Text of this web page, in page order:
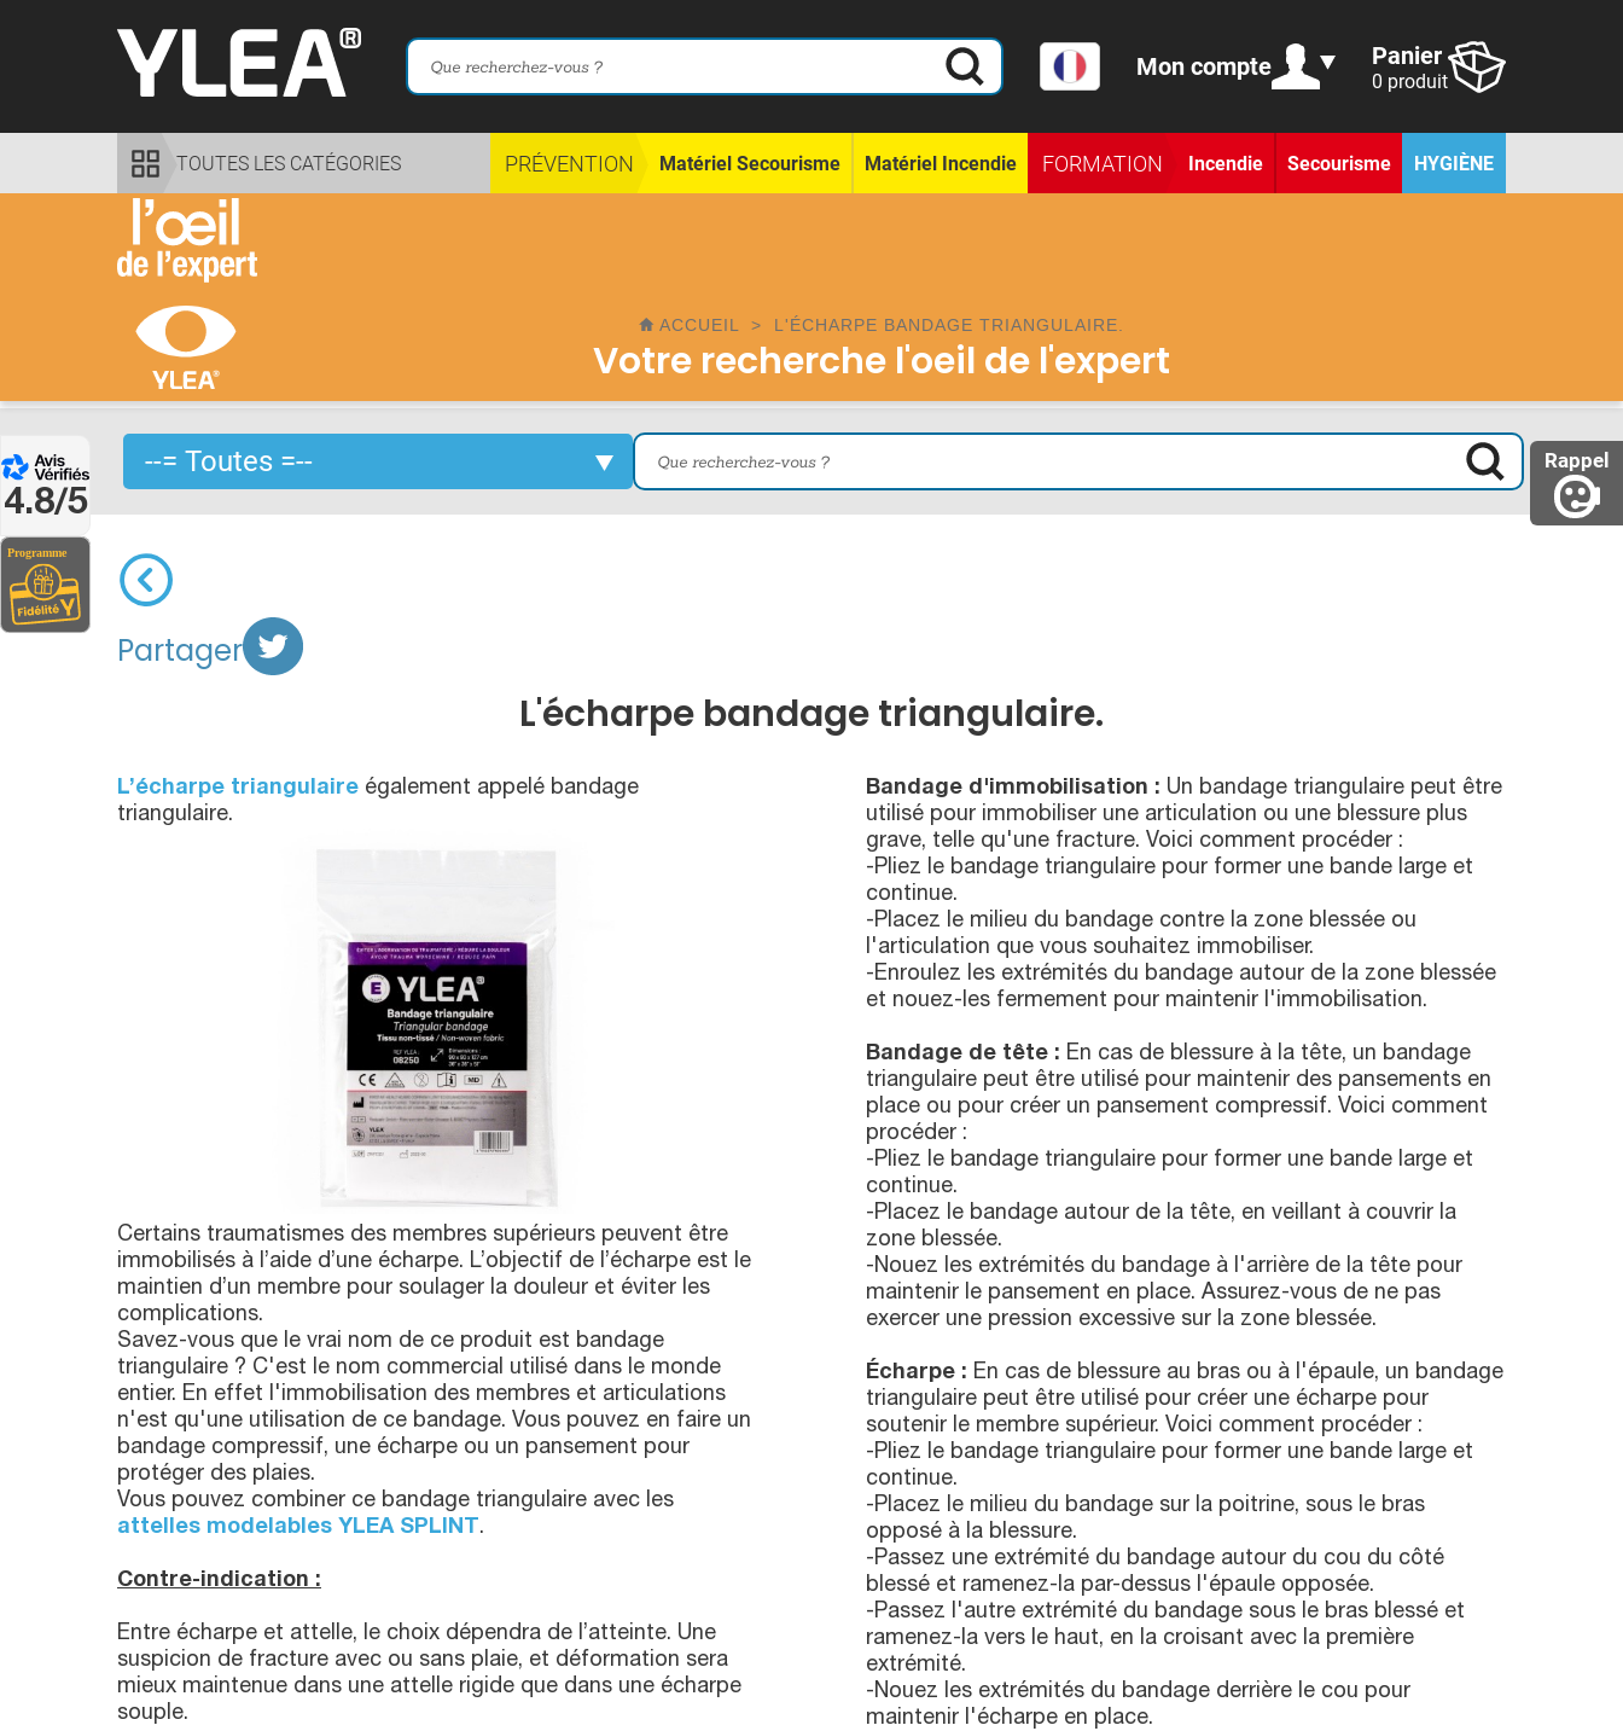
Rappel
4.8/5
Mon compte Panier
0 produit
TOUTES LES CATÉGORIES PRÉVENTION Matériel Secourisme Matériel Incendie FORMATION Incendie Secourisme HYGIÈNE
ACCUEIL > L'ÉCHARPE BANDAGE TRIANGULAIRE.
Votre recherche l'oeil de l'expert
Partager
L'écharpe bandage triangulaire.
L’écharpe triangulaire également appelé bandage
triangulaire.
Certains traumatismes des membres supérieurs peuvent être
immobilisés à l’aide d’une écharpe. L’objectif de l’écharpe est le
maintien d’un membre pour soulager la douleur et éviter les
complications.
Savez-vous que le vrai nom de ce produit est bandage
triangulaire ? C'est le nom commercial utilisé dans le monde
entier. En effet l'immobilisation des membres et articulations
n'est qu'une utilisation de ce bandage. Vous pouvez en faire un
bandage compressif, une écharpe ou un pansement pour
protéger des plaies.
Vous pouvez combiner ce bandage triangulaire avec les
attelles modelables YLEA SPLINT .
Contre-indication :
Entre écharpe et attelle, le choix dépendra de l’atteinte. Une
suspicion de fracture avec ou sans plaie, et déformation sera
mieux maintenue dans une attelle rigide que dans une écharpe
souple.
Bandage d'immobilisation : Un bandage triangulaire peut être
utilisé pour immobiliser une articulation ou une blessure plus
grave, telle qu'une fracture. Voici comment procéder :
-Pliez le bandage triangulaire pour former une bande large et
continue.
-Placez le milieu du bandage contre la zone blessée ou
l'articulation que vous souhaitez immobiliser.
-Enroulez les extrémités du bandage autour de la zone blessée
et nouez-les fermement pour maintenir l'immobilisation.
Bandage de tête : En cas de blessure à la tête, un bandage
triangulaire peut être utilisé pour maintenir des pansements en
place ou pour créer un pansement compressif. Voici comment
procéder :
-Pliez le bandage triangulaire pour former une bande large et
continue.
-Placez le bandage autour de la tête, en veillant à couvrir la
zone blessée.
-Nouez les extrémités du bandage à l'arrière de la tête pour
maintenir le pansement en place. Assurez-vous de ne pas
exercer une pression excessive sur la zone blessée.
Écharpe : En cas de blessure au bras ou à l'épaule, un bandage
triangulaire peut être utilisé pour créer une écharpe pour
soutenir le membre supérieur. Voici comment procéder :
-Pliez le bandage triangulaire pour former une bande large et
continue.
-Placez le milieu du bandage sur la poitrine, sous le bras
opposé à la blessure.
-Passez une extrémité du bandage autour du cou du côté
blessé et ramenez-la par-dessus l'épaule opposée.
-Passez l'autre extrémité du bandage sous le bras blessé et
ramenez-la vers le haut, en la croisant avec la première
extrémité.
-Nouez les extrémités du bandage derrière le cou pour
maintenir l'écharpe en place.